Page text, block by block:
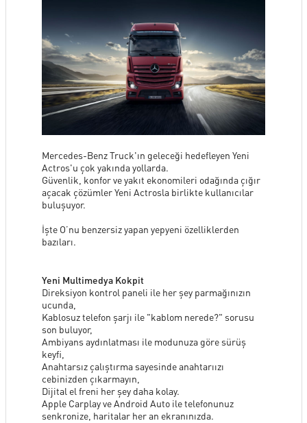
SERVİS
KİRALAMA HİZMETLERİ
TEST SÜRÜŞ TALEBİ
İLETİŞİM FORMU
Mercedes-Benz Truck'ın geleceği hedefleyen Yeni
Actros'u çok yakında yollarda.
Güvenlik, konfor ve yakıt ekonomileri odağında çığır
açacak çözümler Yeni Actrosla birlikte kullanıcılar
buluşuyor.
İşte O’nu benzersiz yapan yepyeni özelliklerden
bazıları.
Yeni Multimedya Kokpit
Direksiyon kontrol paneli ile her şey parmağınızın
ucunda,
Kablosuz telefon şarjı ile "kablom nerede?" sorusu
son buluyor,
Ambiyans aydınlatması ile modunuza göre sürüş
keyfi,
Anahtarsız çalıştırma sayesinde anahtarıızı
cebinizden çıkarmayın,
Dijital el freni her şey daha kolay.
Apple Carplay ve Android Auto ile telefonunuz
senkronize, haritalar her an ekranınızda.